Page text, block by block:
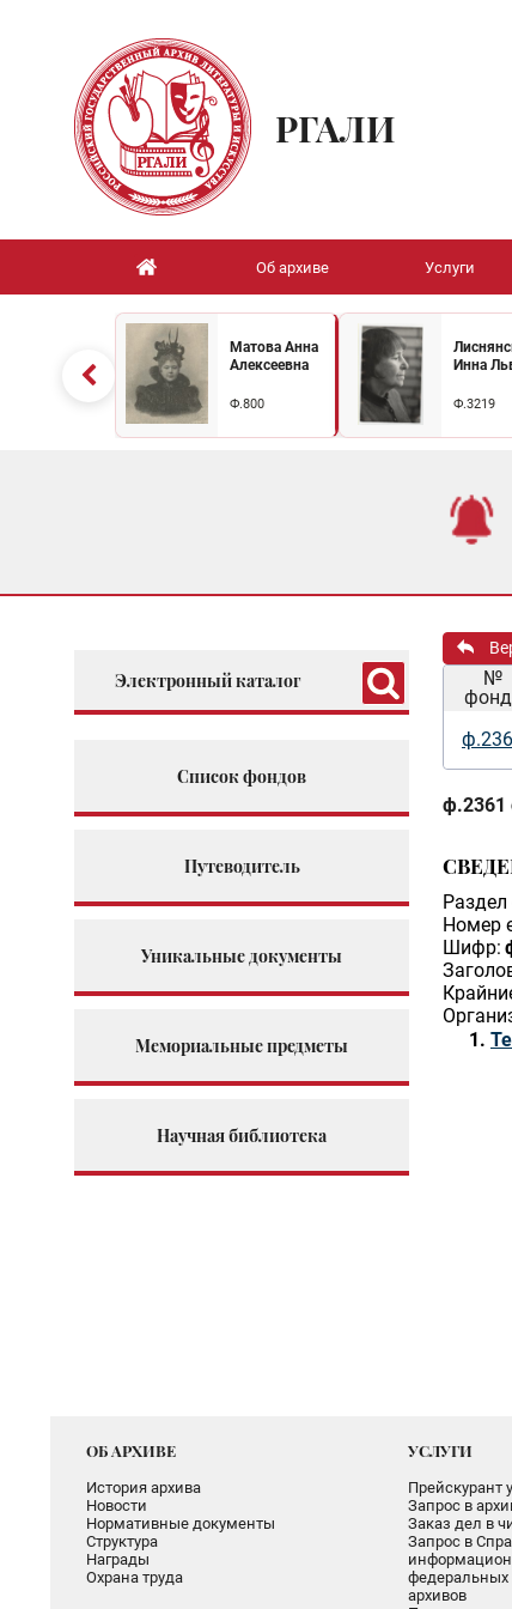
РГАЛИ
Об архиве Услуги
Матова Анна
Алексеевна
Ф.800
Инна
Ф.3219
Электронный каталог
Список фондов
Путеводитель
Уникальные документы
Мемориальные предметы
Научная библиотека
№
ф.2361
Раздел
Номер
Шифр:
ОБ АРХИВЕ
История архива
Новости
Нормативные документы
Структура
Награды
Охрана труда
УСЛУГИ
Прейскурант
Запрос в
Заказ дел в
Запрос в
федеральных
архивов